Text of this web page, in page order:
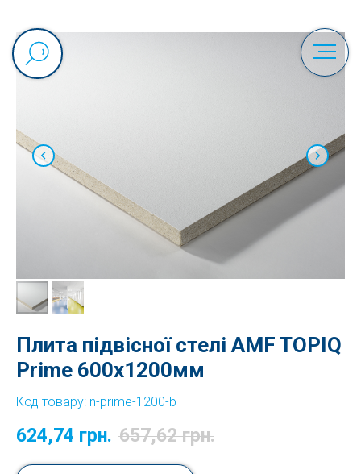
Плита підвісної стелі AMF TOPIQ
Prime 600x1200мм
Код товару: n-prime-1200-b
624,74 грн. 657,62 грн.